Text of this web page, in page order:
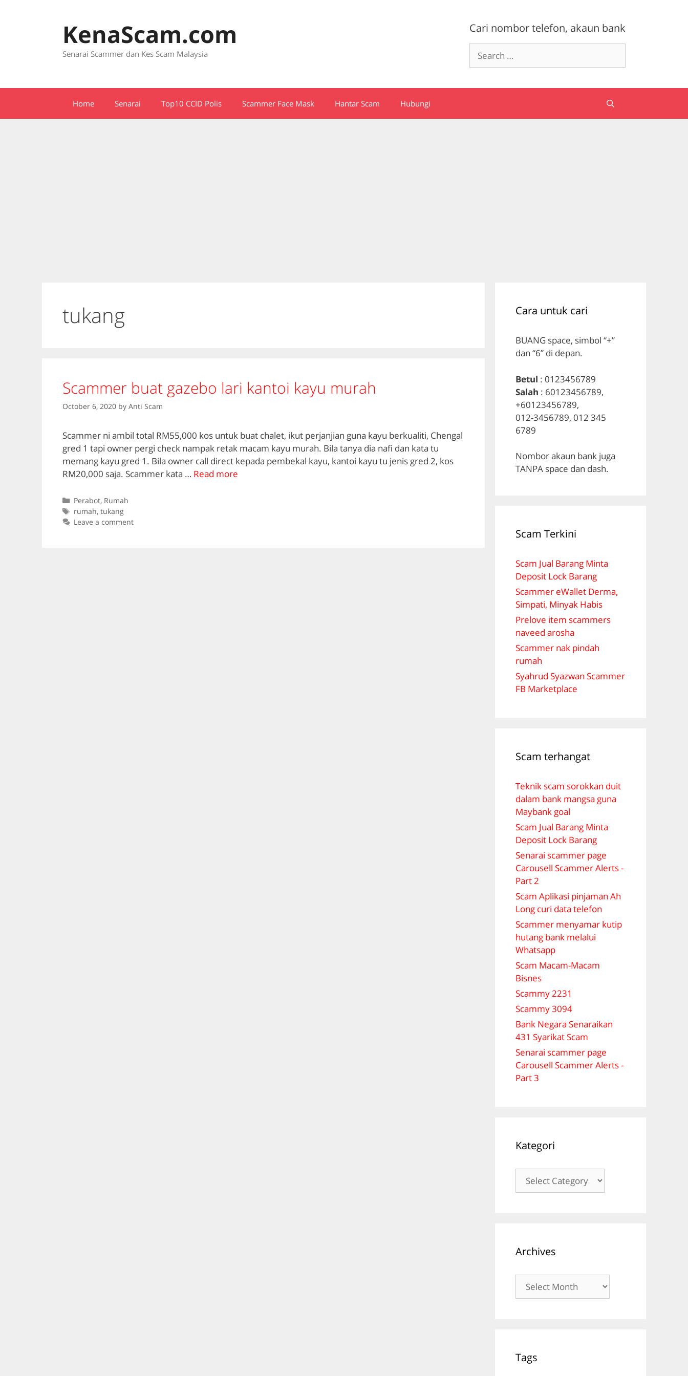
Cari nombor telefon, akaun bank
Search
for:
KenaScam.com
Senarai Scammer dan Kes Scam Malaysia
Home Senarai Top10 CCID Polis Scammer Face Mask Hantar Scam Hubungi
tukang
Scammer buat gazebo lari kantoi kayu murah
October 6, 2020 by Anti Scam
Scammer ni ambil total RM55,000 kos untuk buat chalet, ikut perjanjian guna kayu berkualiti, Chengal
gred 1 tapi owner pergi check nampak retak macam kayu murah. Bila tanya dia nafi dan kata tu
memang kayu gred 1. Bila owner call direct kepada pembekal kayu, kantoi kayu tu jenis gred 2, kos
RM20,000 saja. Scammer kata … Read more
Categories
Perabot, Rumah
Tags
rumah, tukang
Leave a comment
Cara untuk cari
BUANG space, simbol “+”
dan “6” di depan.
Betul : 0123456789
Salah : 60123456789,
+60123456789,
012-3456789, 012 345
6789
Nombor akaun bank juga
TANPA space dan dash.
Scam Terkini
Scam Jual Barang Minta
Deposit Lock Barang
Scammer eWallet Derma,
Simpati, Minyak Habis
Prelove item scammers
naveed arosha
Scammer nak pindah
rumah
Syahrud Syazwan Scammer
FB Marketplace
Scam terhangat
Teknik scam sorokkan duit
dalam bank mangsa guna
Maybank goal
Scam Jual Barang Minta
Deposit Lock Barang
Senarai scammer page
Carousell Scammer Alerts -
Part 2
Scam Aplikasi pinjaman Ah
Long curi data telefon
Scammer menyamar kutip
hutang bank melalui
Whatsapp
Scam Macam-Macam
Bisnes
Scammy 2231
Scammy 3094
Bank Negara Senaraikan
431 Syarikat Scam
Senarai scammer page
Carousell Scammer Alerts -
Part 3
Kategori
Kategori
Archives
Archives
Tags